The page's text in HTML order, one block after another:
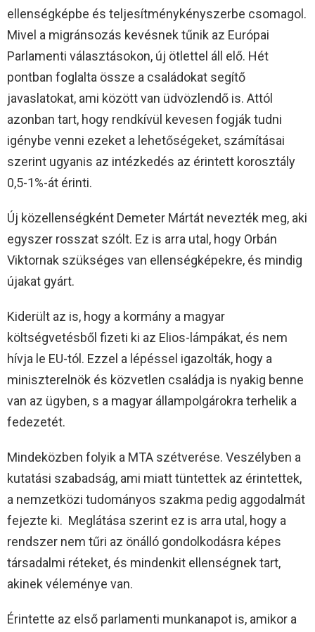
ellenségképbe és teljesítménykényszerbe csomagol.
Mivel a migránsozás kevésnek tűnik az Európai
Parlamenti választásokon, új ötlettel áll elő. Hét
pontban foglalta össze a családokat segítő
javaslatokat, ami között van üdvözlendő is. Attól
azonban tart, hogy rendkívül kevesen fogják tudni
igénybe venni ezeket a lehetőségeket, számításai
szerint ugyanis az intézkedés az érintett korosztály
0,5-1%-át érinti.
Új közellenségként Demeter Mártát nevezték meg, aki
egyszer rosszat szólt. Ez is arra utal, hogy Orbán
Viktornak szükséges van ellenségképekre, és mindig
újakat gyárt.
Kiderült az is, hogy a kormány a magyar
költségvetésből fizeti ki az Elios-lámpákat, és nem
hívja le EU-tól. Ezzel a lépéssel igazolták, hogy a
miniszterelnök és közvetlen családja is nyakig benne
van az ügyben, s a magyar állampolgárokra terhelik a
fedezetét.
Mindeközben folyik a MTA szétverése. Veszélyben a
kutatási szabadság, ami miatt tüntettek az érintettek,
a nemzetközi tudományos szakma pedig aggodalmát
fejezte ki. Meglátása szerint ez is arra utal, hogy a
rendszer nem tűri az önálló gondolkodásra képes
társadalmi réteket, és mindenkit ellenségnek tart,
akinek véleménye van.
Érintette az első parlamenti munkanapot is, amikor a